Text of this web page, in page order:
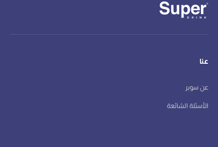
عنا
عن سوبر
الأسئلة الشائعة